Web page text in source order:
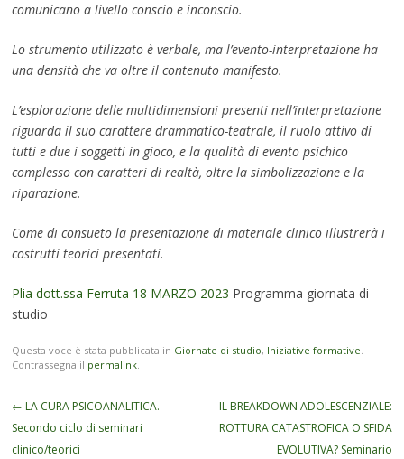
comunicano a livello conscio e inconscio.
Lo strumento utilizzato è verbale, ma l’evento-interpretazione ha
una densità che va oltre il contenuto manifesto.
L’esplorazione delle multidimensioni presenti nell’interpretazione
riguarda il suo carattere drammatico-teatrale, il ruolo attivo di
tutti e due i soggetti in gioco, e la qualità di evento psichico
complesso con caratteri di realtà, oltre la simbolizzazione e la
riparazione.
Come di consueto la presentazione di materiale clinico illustrerà i
costrutti teorici presentati.
Plia dott.ssa Ferruta 18 MARZO 2023 Programma giornata di
studio
Questa voce è stata pubblicata in Giornate di studio, Iniziative formative.
Contrassegna il permalink.
Navigazione
articolo
← LA CURA PSICOANALITICA.
Secondo ciclo di seminari
clinico/teorici
IL BREAKDOWN ADOLESCENZIALE:
ROTTURA CATASTROFICA O SFIDA
EVOLUTIVA? Seminario